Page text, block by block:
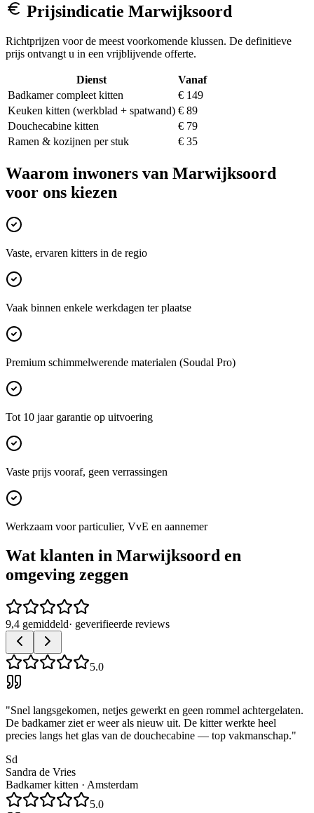
Prijsindicatie Marwijksoord
Richtprijzen voor de meest voorkomende klussen. De definitieve
prijs ontvangt u in een vrijblijvende offerte.
Dienst
Vanaf
Badkamer compleet kitten
€ 149
Keuken kitten (werkblad + spatwand) € 89
Douchecabine kitten
€ 79
Ramen & kozijnen per stuk
€ 35
Waarom inwoners van Marwijksoord
voor ons kiezen
Vaste, ervaren kitters in de regio
Vaak binnen enkele werkdagen ter plaatse
Premium schimmelwerende materialen (Soudal Pro)
Tot 10 jaar garantie op uitvoering
Vaste prijs vooraf, geen verrassingen
Werkzaam voor particulier, VvE en aannemer
Wat klanten in Marwijksoord en
omgeving zeggen
9,4 gemiddeld· geverifieerde reviews
5.0
"Snel langsgekomen, netjes gewerkt en geen rommel achtergelaten.
De badkamer ziet er weer als nieuw uit. De kitter werkte heel
precies langs het glas van de douchecabine — top vakmanschap."
Sd
Sandra de Vries
Badkamer kitten · Amsterdam
5.0